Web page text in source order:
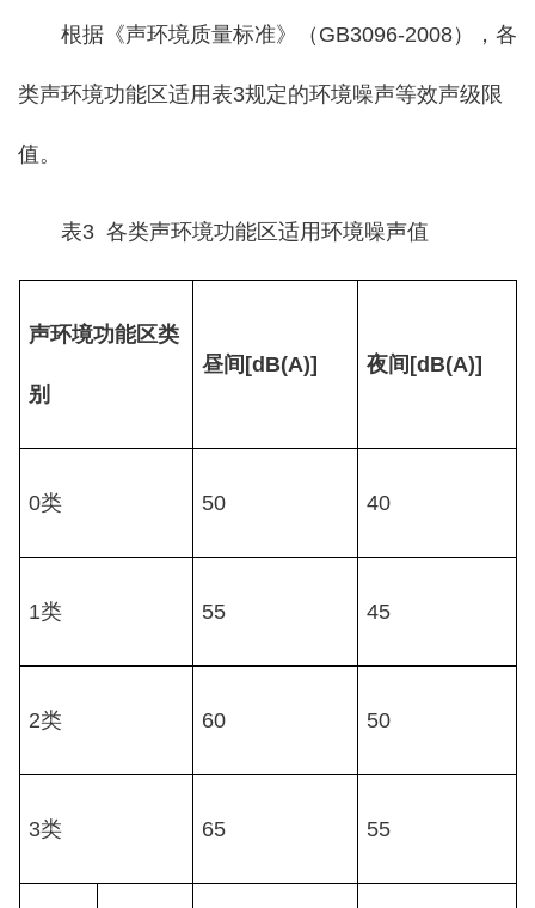
根据《声环境质量标准》（GB3096-2008），各
类声环境功能区适用表3规定的环境噪声等效声级限
值。
表3 各类声环境功能区适用环境噪声值
声环境功能区类
别
昼间[dB(A)] 夜间[dB(A)]
0类 50 40
1类 55 45
2类 60 50
3类 65 55